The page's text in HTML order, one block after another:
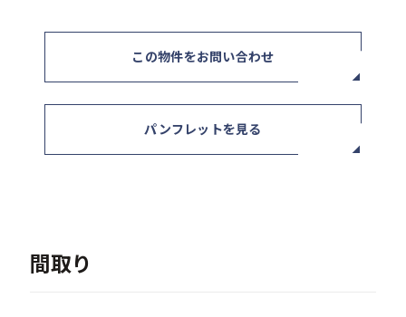
ニュース / イベント
この物件をお問い合わせ
パンフレットを見る
間取り